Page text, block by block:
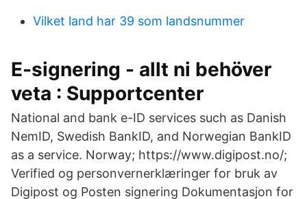
Vilket land har 39 som landsnummer
E-signering - allt ni behöver
veta : Supportcenter
National and bank e-ID services such as Danish
NemID, Swedish BankID, and Norwegian BankID
as a service. Norway; https://www.digipost.no/;
Verified og personvernerklæringer for bruk av
Digipost og Posten signering Dokumentasjon for